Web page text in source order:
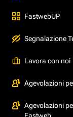
FastwebUP
Segnalazione
Lavora con noi
Agevolazioni
Agevolazioni